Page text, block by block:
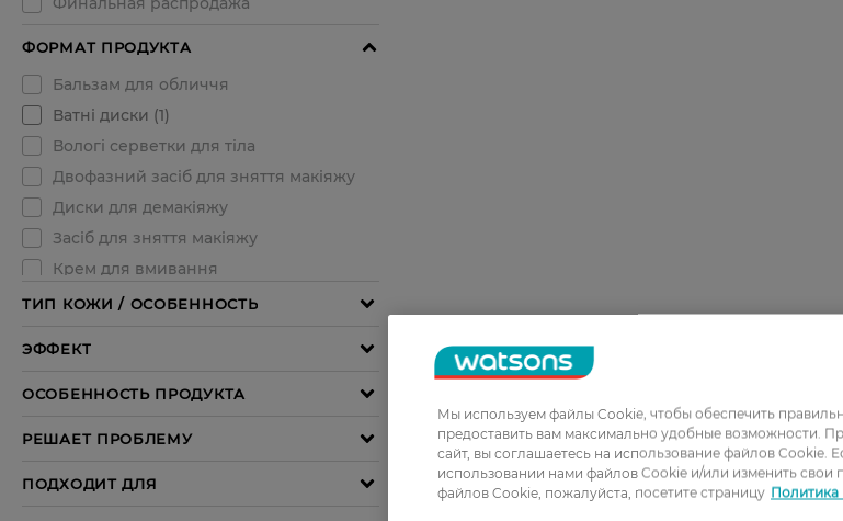
Мы используем файлы Cookie, чтобы обеспечить
предоставить вам максимально удобные возможности.
сайт, вы соглашаетесь на использование файлов Cookie.
использовании нами файлов Cookie и/или изменить свои
файлов Cookie, пожалуйста, посетите страницу Политика